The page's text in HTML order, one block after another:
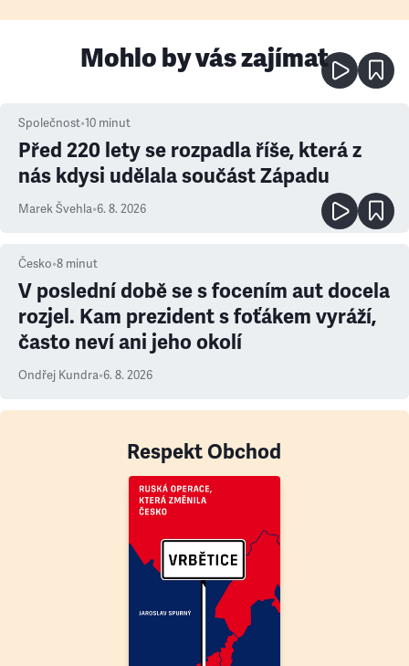
Mohlo by vás zajímat
Společnost•10 minut
Před 220 lety se rozpadla říše, která z
nás kdysi udělala součást Západu
Marek Švehla•6. 8. 2026
Česko•8 minut
V poslední době se s focením aut docela
rozjel. Kam prezident s foťákem vyráží,
často neví ani jeho okolí
Ondřej Kundra•6. 8. 2026
Respekt Obchod